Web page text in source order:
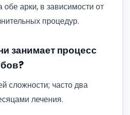
арки, в зависимости от
процедур.
занимает процесс
сложности; часто два
лечения.